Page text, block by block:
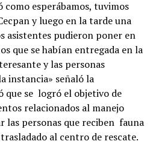
como esperábamos, tuvimos
y luego en la tarde una
asistentes pudieron poner en
que se habían entregada en la
y las personas
instancia» señaló la
que se logró el objetivo de
relacionados al manejo
las personas que reciben fauna
al centro de rescate.